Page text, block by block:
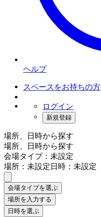
ヘルプ
スペースをお持ちの方
ログイン
新規登録
場所、日時から探す
場所、日時から探す
会場タイプ：未設定
場所：未設定日時：未設定
会場タイプを選ぶ
場所を入力する
日時を選ぶ